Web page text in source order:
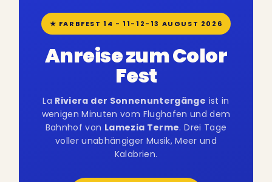
★ FARBFEST 14 - 11-12-13 AUGUST 2026
Anreise zum Color
Fest
La Riviera der Sonnenuntergänge ist in
wenigen Minuten vom Flughafen und dem
Bahnhof von Lamezia Terme. Drei Tage
voller unabhängiger Musik, Meer und
Kalabrien.